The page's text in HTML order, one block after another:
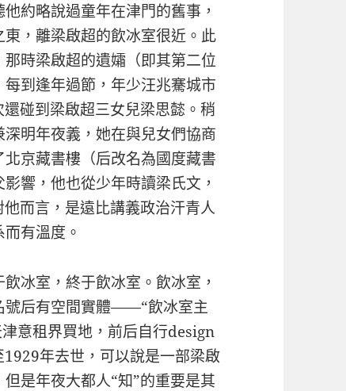
約略說過童年在津門的舊事，
，離梁啟超的飲冰室很近。此
時梁啟超的遺孀（即其第二位
到逢年過節，年少汪兆騫城市
碰到梁啟超三女兒梁思懿。稍
明年夜義，她在與兒女們協商
京藏書樓（后改名為國度藏書
響，他也從少年時讀梁氏文，
而言，是遠比講義政治汗青人
有溫度。
冰室，終于飲冰室。飲冰室，
號后有空間實體——“飲冰室主
意租界買地，前后自行design
年去世，可以說是一部梁啟
但是年夜大都人“知”的重要是其